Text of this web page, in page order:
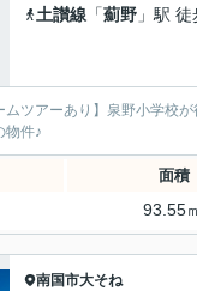
土讃線 「薊野 」駅
ムツアーあり】泉野小学校
物件♪
面積
93.55
南国市大そね